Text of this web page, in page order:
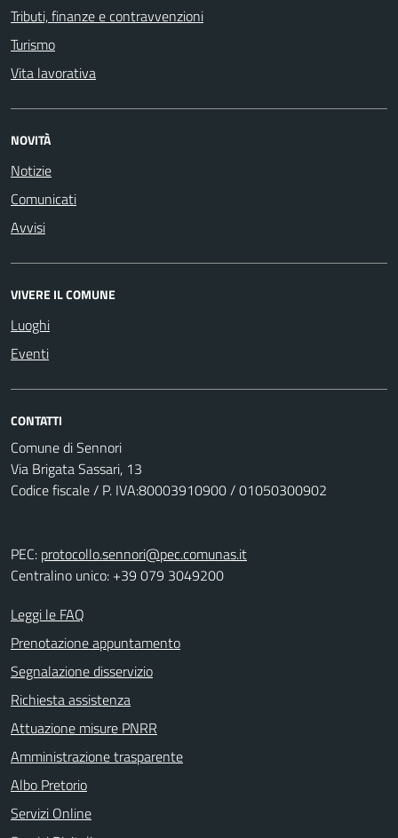
Tributi, finanze e contravvenzioni
Turismo
Vita lavorativa
NOVITÀ
Notizie
Comunicati
Avvisi
VIVERE IL COMUNE
Luoghi
Eventi
CONTATTI
Comune di Sennori
Via Brigata Sassari, 13
Codice fiscale / P. IVA:80003910900 / 01050300902
PEC: protocollo.sennori@pec.comunas.it
Centralino unico: +39 079 3049200
Leggi le FAQ
Prenotazione appuntamento
Segnalazione disservizio
Richiesta assistenza
Attuazione misure PNRR
Amministrazione trasparente
Albo Pretorio
Servizi Online